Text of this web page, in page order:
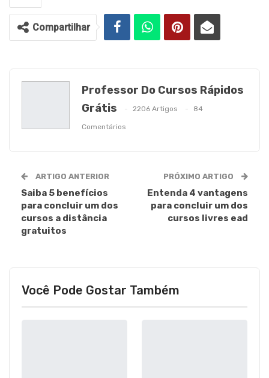
Compartilhar
Professor Do Cursos Rápidos
Grátis
2206 Artigos 84
Comentários
ARTIGO ANTERIOR
Saiba 5 benefícios
para concluir um dos
cursos a distância
gratuitos
PRÓXIMO ARTIGO
Entenda 4 vantagens
para concluir um dos
cursos livres ead
Você Pode Gostar Também